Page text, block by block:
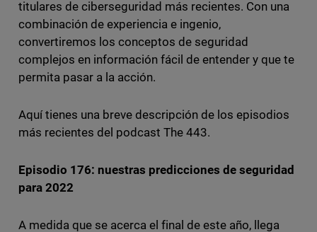
titulares de ciberseguridad más recientes. Con una
combinación de experiencia e ingenio,
convertiremos los conceptos de seguridad
complejos en información fácil de entender y que te
permita pasar a la acción.
Aquí tienes una breve descripción de los episodios
más recientes del podcast The 443.
Episodio 176: nuestras predicciones de seguridad
para 2022
A medida que se acerca el final de este año, llega